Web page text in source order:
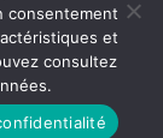
consentement
et
consultez